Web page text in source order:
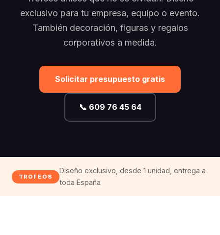
exclusivo para tu empresa, equipo o evento.
También decoración, figuras y regalos
corporativos a medida.
Solicitar presupuesto gratis
📞 609 76 45 64
TROFEOS
Diseño exclusivo, desde 1 unidad, entrega a
toda España